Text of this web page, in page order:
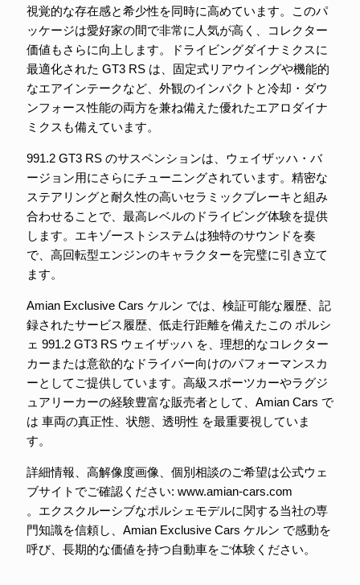
視覚的な存在感と希少性を同時に高めています。このパ
ッケージは愛好家の間で非常に人気が高く、コレクター
価値もさらに向上します。ドライビングダイナミクスに
最適化された GT3 RS は、固定式リアウイングや機能的
なエアインテークなど、外観のインパクトと冷却・ダウ
ンフォース性能の両方を兼ね備えた優れたエアロダイナ
ミクスも備えています。
991.2 GT3 RS のサスペンションは、ウェイザッハ・バ
ージョン用にさらにチューニングされています。精密な
ステアリングと耐久性の高いセラミックブレーキと組み
合わせることで、最高レベルのドライビング体験を提供
します。エキゾーストシステムは独特のサウンドを奏
で、高回転型エンジンのキャラクターを完璧に引き立て
ます。
Amian Exclusive Cars ケルン では、検証可能な履歴、記
録されたサービス履歴、低走行距離を備えたこの ポルシ
ェ 991.2 GT3 RS ウェイザッハ を、理想的なコレクター
カーまたは意欲的なドライバー向けのパフォーマンスカ
ーとしてご提供しています。高級スポーツカーやラグジ
ュアリーカーの経験豊富な販売者として、Amian Cars で
は 車両の真正性、状態、透明性 を最重要視していま
す。
詳細情報、高解像度画像、個別相談のご希望は公式ウェ
ブサイトでご確認ください: www.amian-cars.com
。エクスクルーシブなポルシェモデルに関する当社の専
門知識を信頼し、Amian Exclusive Cars ケルン で感動を
呼び、長期的な価値を持つ自動車をご体験ください。